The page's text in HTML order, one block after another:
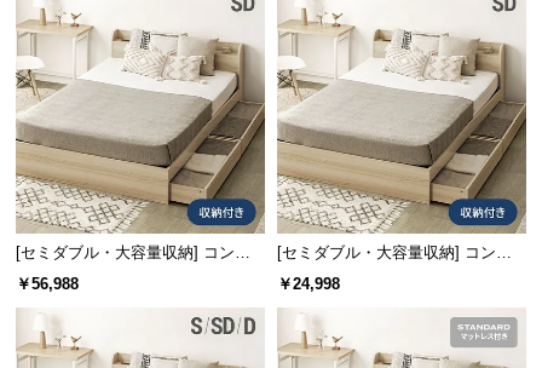
企
業
情
報
[セミダブル・大容量収納] コンセ
ント機能付きベッド 超極厚マット
￥56,988
[セミダブル・大容量収納] コンセ
ント機能付きベッド 収納左右組み
￥24,998